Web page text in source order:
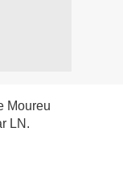
Moureu
LN.